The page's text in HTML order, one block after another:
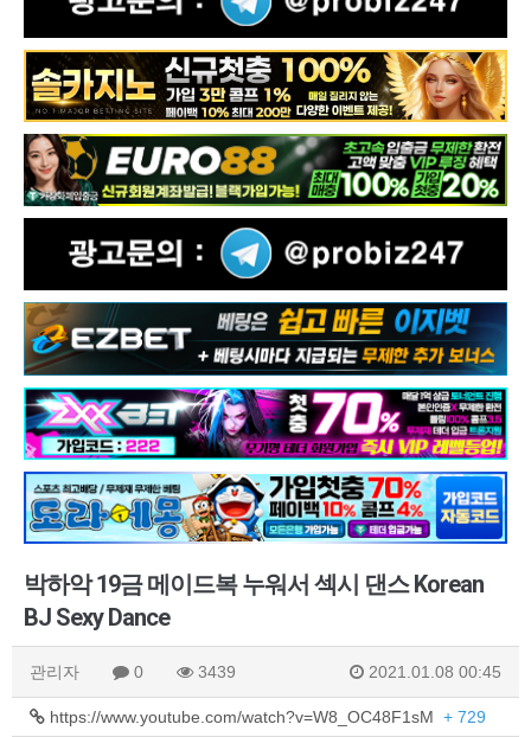
박하악 19금 메이드복 누워서 섹시 댄스 Korean
BJ Sexy Dance
관리자 0 3439 2021.01.08 00:45
https://www.youtube.com/watch?v=W8_OC48F1sM + 729